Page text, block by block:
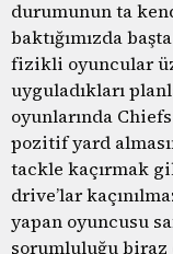
durumunun ta
baktığımızda
fizikli oyuncular
uyguladıkları
oyunlarında
pozitif yard
tackle kaçırmak
drive’lar
yapan oyuncusu
sorumluluğu biraz